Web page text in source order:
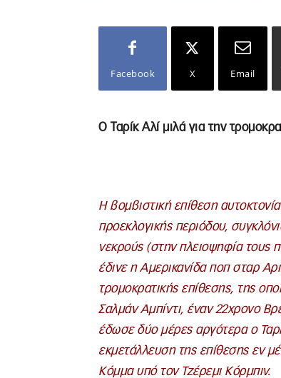
Facebook X Email
Ο Ταρίκ Αλί μιλά για την
Η βομβιστική επίθεση
προεκλογικής περιόδου,
νεκρούς (στην πλειοψηφία τους
έδινε η Αμερικανίδα ποπ σταρ
τρομοκρατικής επίθεσης, της
Σαλμάν Αμπίντι, έναν 22χρονο
έδωσε δύο μέρες αργότερα ο
εκμετάλλευση της επίθεσης εν
Κόμμα υπό τον Τζέρεμι Κόρμπιν.